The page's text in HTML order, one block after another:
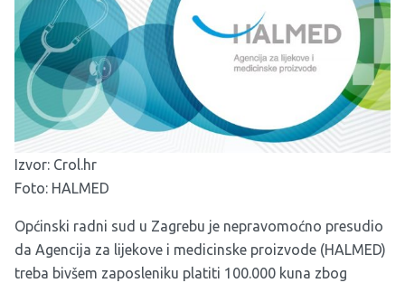
Izvor: Crol.hr
Foto: HALMED
Općinski radni sud u Zagrebu je nepravomoćno presudio
da Agencija za lijekove i medicinske proizvode (HALMED)
treba bivšem zaposleniku platiti 100.000 kuna zbog